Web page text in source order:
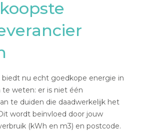
biedt nu echt goedkope energie in
te weten: er is niet één
te duiden die daadwerkelijk het
wordt beïnvloed door jouw
(kWh en m3) en postcode.